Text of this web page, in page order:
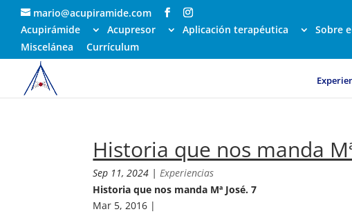
mario@acupiramide.com
Acupirámide
Acupresor Aplicación terapéutica Sobre
Miscelánea
Currículum
Historia que nos manda
Sep 11, 2024 |Experiencias
Historia que nos manda Mª José. 7
Mar 5, 2016 |